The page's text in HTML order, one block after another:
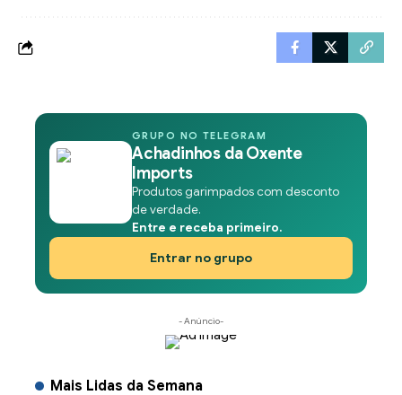
GRUPO NO TELEGRAM
Achadinhos da Oxente
Imports
Produtos garimpados com desconto
de verdade.
Entre e receba primeiro.
Entrar no grupo
- Anúncio-
Mais Lidas da Semana